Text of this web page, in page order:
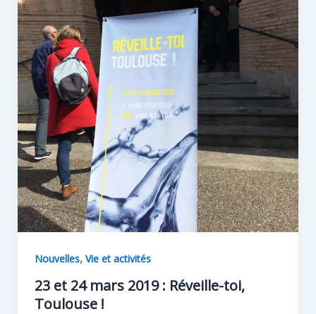
Nouvelles, Vie et activités
23 et 24 mars 2019 : Réveille-toi,
Toulouse !